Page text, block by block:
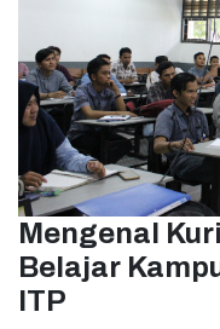
Mengenal
Belajar
ITP